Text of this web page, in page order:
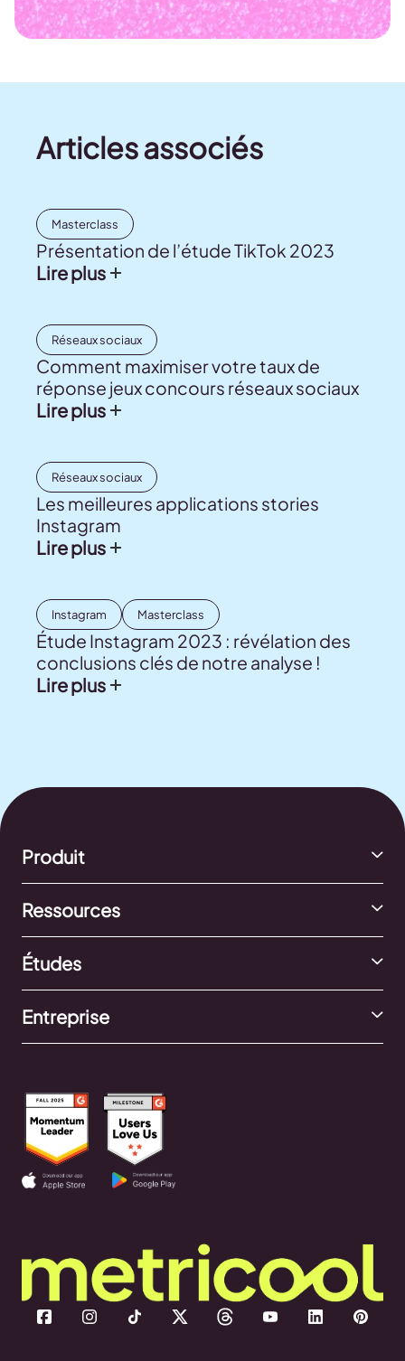
Articles associés
Masterclass
Présentation de l’étude TikTok 2023
Lire plus
Réseaux sociaux
Comment maximiser votre taux de
réponse jeux concours réseaux sociaux
Lire plus
Réseaux sociaux
Les meilleures applications stories
Instagram
Lire plus
Instagram Masterclass
Étude Instagram 2023 : révélation des
conclusions clés de notre analyse !
Lire plus
Produit
Ressources
Études
Entreprise